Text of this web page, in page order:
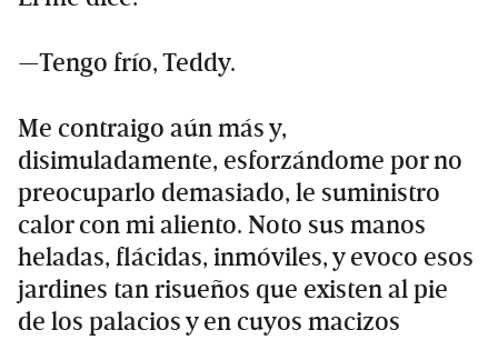
—Tengo frío, Teddy.
Me contraigo aún más y,
disimuladamente, esforzándome por no
preocuparlo demasiado, le suministro
calor con mi aliento. Noto sus manos
heladas, flácidas, inmóviles, y evoco esos
jardines tan risueños que existen al pie
de los palacios y en cuyos macizos